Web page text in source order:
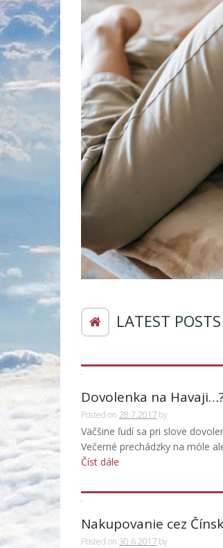
LATEST POSTS
Dovolenka na
Posted on 28.7.2017 by
Väčšine ľudí sa pri slove
Večerné prechádzky na móle
Číst dále
Nakupovanie cez
Posted on 30.6.2017 by